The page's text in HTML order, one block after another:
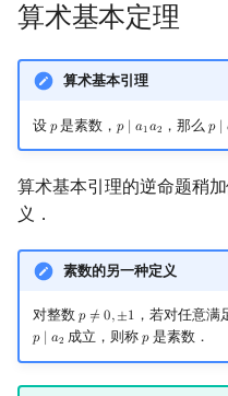
算术基本定理
算术基本引理
设𝑝
p是素数， 𝑝 ∣ 𝑎1𝑎2
p 1a2 ，那么 𝑝 ∣
p
算术基本引理的逆命题稍
义．
素数的另一种定义
对整数𝑝 ≠ 0,±1
p ≠0 ,±1 ，若对任意满
𝑝 ∣ 𝑎2
p a2 成立，则称𝑝
p是素数．